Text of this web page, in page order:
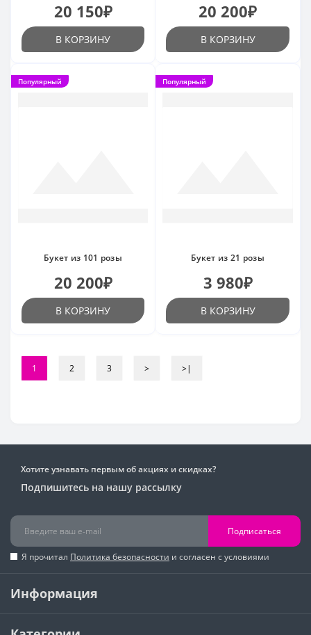
20 150₽
В КОРЗИНУ
20 200₽
В КОРЗИНУ
Популярный
Букет из 101 розы
20 200₽
В КОРЗИНУ
Популярный
Букет из 21 розы
3 980₽
В КОРЗИНУ
1 2 3 > >|
Хотите узнавать первым об акциях и скидках?
Подпишитесь на нашу рассылку
Подписаться
Я прочитал Политика безопасности и согласен с условиями
Информация